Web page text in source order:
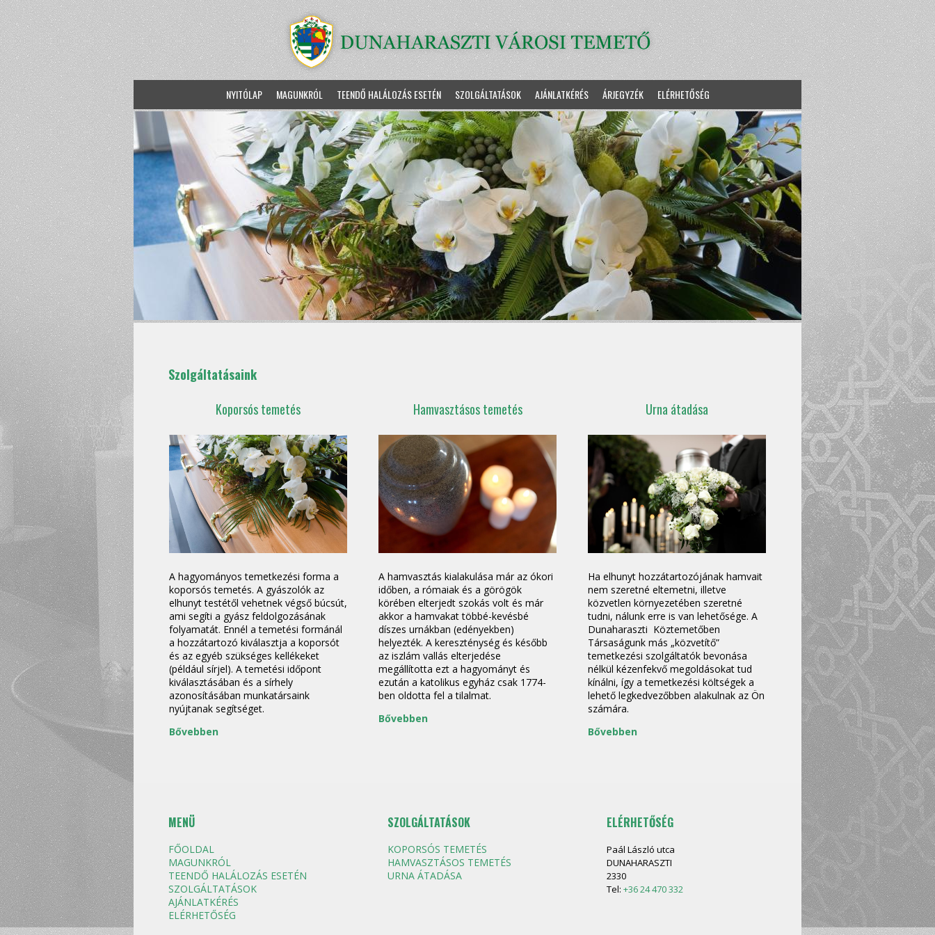
NYITÓLAP MAGUNKRÓL TEENDŐ HALÁLOZÁS ESETÉN SZOLGÁLTATÁSOK AJÁNLATKÉRÉS ÁRJEGYZÉK ELÉRHETŐSÉG
Szolgáltatásaink
Koporsós temetés
A hagyományos temetkezési forma a
koporsós temetés. A gyászolók az
elhunyt testétől vehetnek végső búcsút,
ami segíti a gyász feldolgozásának
folyamatát. Ennél a temetési formánál
a hozzátartozó kiválasztja a koporsót
és az egyéb szükséges kellékeket
(például sírjel). A temetési időpont
kiválasztásában és a sírhely
azonosításában munkatársaink
nyújtanak segítséget.
Bővebben
Hamvasztásos temetés
A hamvasztás kialakulása már az ókori
időben, a rómaiak és a görögök
körében elterjedt szokás volt és már
akkor a hamvakat többé-kevésbé
díszes urnákban (edényekben)
helyezték. A kereszténység és később
az iszlám vallás elterjedése
megállította ezt a hagyományt és
ezután a katolikus egyház csak 1774-
ben oldotta fel a tilalmat.
Bővebben
Urna átadása
Ha elhunyt hozzátartozójának hamvait
nem szeretné eltemetni, illetve
közvetlen környezetében szeretné
tudni, nálunk erre is van lehetősége. A
Dunaharaszti Köztemetőben
Társaságunk más „közvetítő”
temetkezési szolgáltatók bevonása
nélkül kézenfekvő megoldásokat tud
kínálni, így a temetkezési költségek a
lehető legkedvezőbben alakulnak az Ön
számára.
Bővebben
MENÜ
FŐOLDAL
MAGUNKRÓL
TEENDŐ HALÁLOZÁS ESETÉN
SZOLGÁLTATÁSOK
AJÁNLATKÉRÉS
ELÉRHETŐSÉG
SZOLGÁLTATÁSOK
KOPORSÓS TEMETÉS
HAMVASZTÁSOS TEMETÉS
URNA ÁTADÁSA
ELÉRHETŐSÉG
Paál László utca
DUNAHARASZTI
2330
Tel: +36 24 470 332